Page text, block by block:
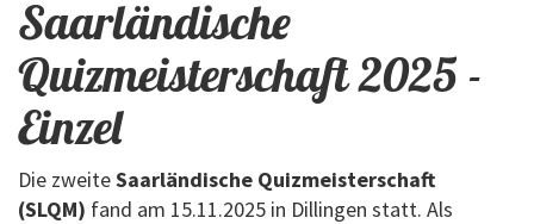
Saarländische
Quizmeisterschaft 2025 -
Einzel
Die zweiteSaarländische Quizmeisterschaft
(SLQM) fand am 15.11.2025 in Dillingen statt. Als